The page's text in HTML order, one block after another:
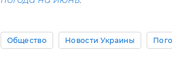
Общество Новости Украины